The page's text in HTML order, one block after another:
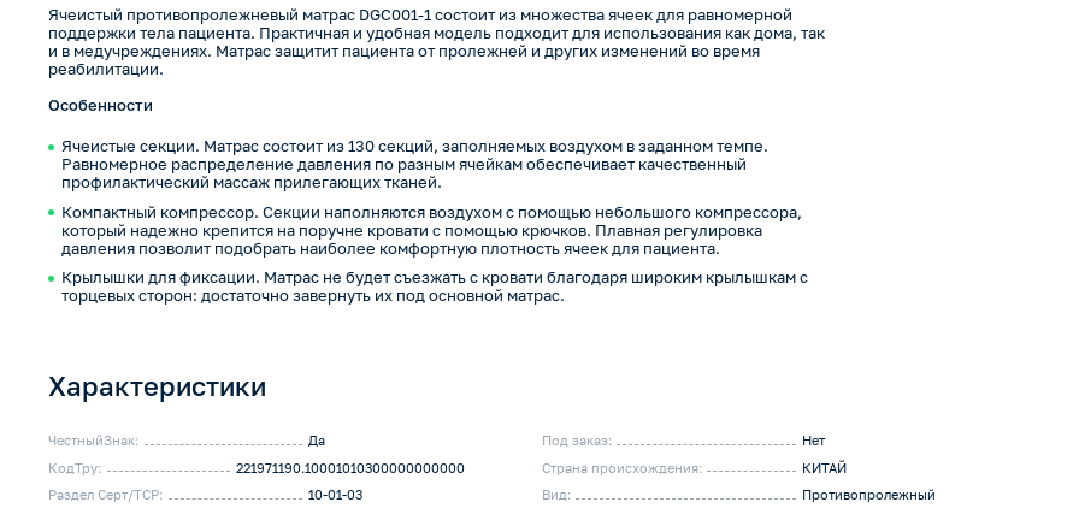
Ячеистый противопролежневый матрас DGC001-1 состоит из множества ячеек для равномерной
поддержки тела пациента. Практичная и удобная модель подходит для использования как дома, так
и в медучреждениях. Матрас защитит пациента от пролежней и других изменений во время
реабилитации.
Особенности
Ячеистые секции. Матрас состоит из 130 секций, заполняемых воздухом в заданном темпе.
Равномерное распределение давления по разным ячейкам обеспечивает качественный
профилактический массаж прилегающих тканей.
Компактный компрессор. Секции наполняются воздухом с помощью небольшого компрессора,
который надежно крепится на поручне кровати с помощью крючков. Плавная регулировка
давления позволит подобрать наиболее комфортную плотность ячеек для пациента.
Крылышки для фиксации. Матрас не будет съезжать с кровати благодаря широким крылышкам с
торцевых сторон: достаточно завернуть их под основной матрас.
Характеристики
ЧестныйЗнак:
Да
КодТру:
221971190.10001010300000000000
Раздел Серт/ТСР:
10-01-03
Под заказ:
Нет
Страна происхождения:
КИТАЙ
Вид:
Противопролежный